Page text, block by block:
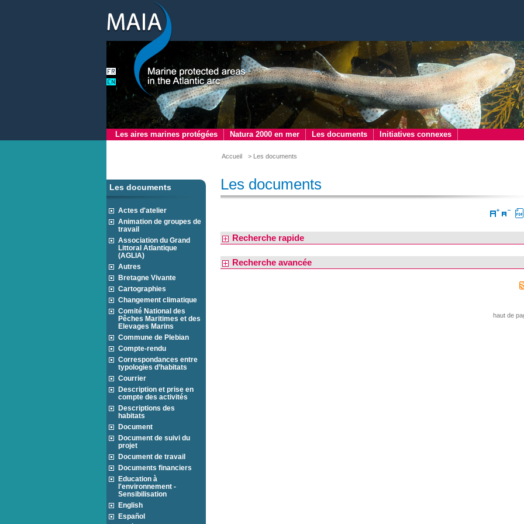
Les aires marines protégées Natura 2000 en mer Les documents Initiatives connexes
Accueil > Les documents
Les documents
Actes d'atelier
Animation de groupes de
travail
Association du Grand
Littoral Atlantique
(AGLIA)
Autres
Bretagne Vivante
Cartographies
Changement climatique
Comité National des
Pêches Maritimes et des
Elevages Marins
Commune de Plebian
Compte-rendu
Correspondances entre
typologies d’habitats
Courrier
Description et prise en
compte des activités
Descriptions des
habitats
Document
Document de suivi du
projet
Document de travail
Documents financiers
Education à
l'environnement -
Sensibilisation
English
Español
Les documents
Recherche rapide
Recherche avancée
haut de